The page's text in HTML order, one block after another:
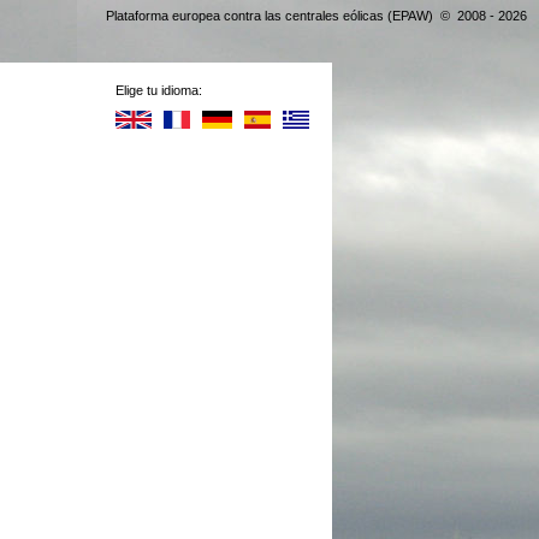
Elige tu idioma:
Plataforma europea contra las centrales eólicas (EPAW) © 2008 - 2026